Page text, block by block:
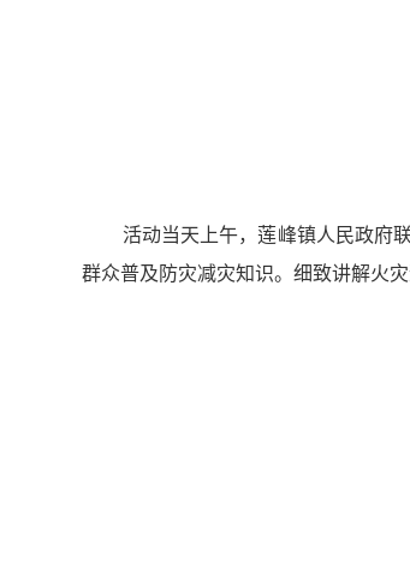
活动当天上午，莲峰镇人民政府
群众普及防灾减灾知识。细致讲解火